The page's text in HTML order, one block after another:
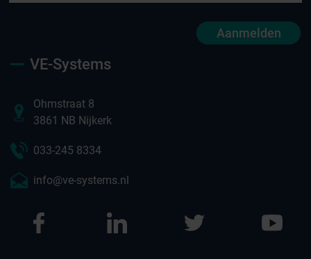
Aanmelden
VE-Systems
Ohmstraat 8
3861 NB Nijkerk
033-245 8334
info@ve-systems.nl